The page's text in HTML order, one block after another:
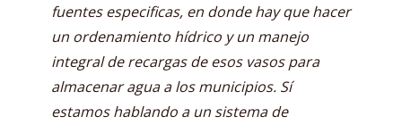
fuentes especificas, en donde hay que hacer
un ordenamiento hídrico y un manejo
integral de recargas de esos vasos para
almacenar agua a los municipios. Sí
estamos hablando a un sistema de